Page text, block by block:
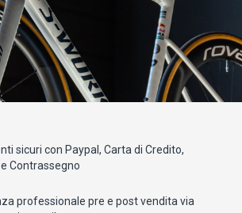
sicuri con Paypal, Carta di Credito,
Contrassegno
professionale pre e post vendita via